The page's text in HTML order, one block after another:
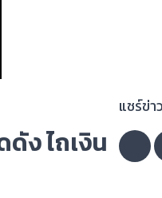
ง ไถเงิน
แชร์ข่า